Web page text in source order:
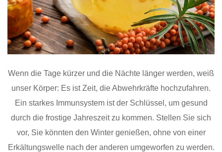
Wenn die Tage kürzer und die Nächte länger werden, weiß
unser Körper: Es ist Zeit, die Abwehrkräfte hochzufahren.
Ein starkes Immunsystem ist der Schlüssel, um gesund
durch die frostige Jahreszeit zu kommen. Stellen Sie sich
vor, Sie könnten den Winter genießen, ohne von einer
Erkältungswelle nach der anderen umgeworfen zu werden.